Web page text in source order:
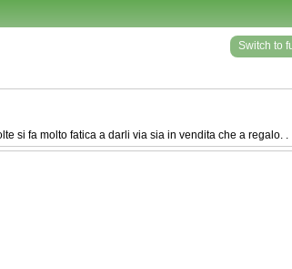
Switch to
si fa molto fatica a darli via sia in vendita che a regalo. .